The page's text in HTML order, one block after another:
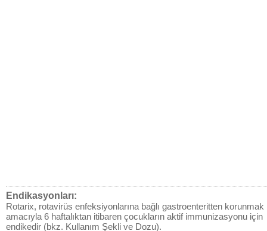
Endikasyonları:
Rotarix, rotavirüs enfeksiyonlarına bağlı gastroenteritten korunmak
amacıyla 6 haftalıktan itibaren çocukların aktif immunizasyonu için
endikedir (bkz. Kullanım Şekli ve Dozu).